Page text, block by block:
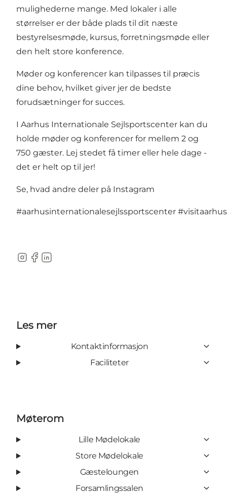
mulighederne mange. Med lokaler i alle
størrelser er der både plads til dit næste
bestyrelsesmøde, kursus, forretningsmøde eller
den helt store konference.
Møder og konferencer kan tilpasses til præcis
dine behov, hvilket giver jer de bedste
forudsætninger for succes.
I Aarhus Internationale Sejlsportscenter kan du
holde møder og konferencer for mellem 2 og
750 gæster. Lej stedet få timer eller hele dage -
det er helt op til jer!
Se, hvad andre deler på Instagram
#aarhusinternationalesejlssportscenter #visitaarhus
Instagram
Facebook
LinkedIn
Les mer
Kontaktinformasjon
Faciliteter
Møterom
Lille Mødelokale
Store Mødelokale
Gæsteloungen
Forsamlingssalen